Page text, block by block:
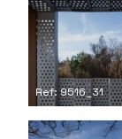
Ref: 9516_31